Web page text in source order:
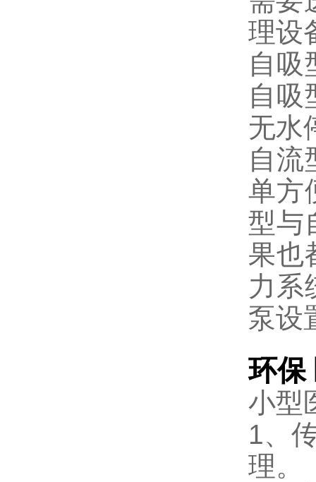
理设
自吸
自吸
无水
自流
单方
型与
果也
力系
泵设
环保
小型
1、
理。